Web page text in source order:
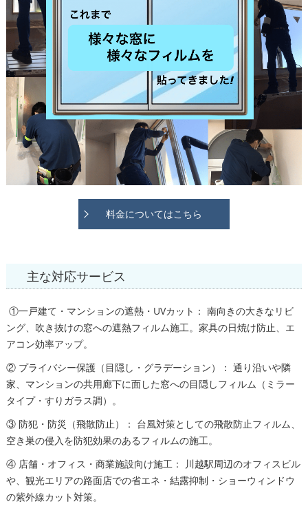
料金についてはこちら
主な対応サービス
①一戸建て・マンションの遮熱・UVカット： 南向きの大きなリビ
ング、吹き抜けの窓への遮熱フィルム施工。家具の日焼け防止、エ
アコン効率アップ。
② プライバシー保護（目隠し・グラデーション）： 通り沿いや隣
家、マンションの共用廊下に面した窓への目隠しフィルム（ミラー
タイプ・すりガラス調）。
③ 防犯・防災（飛散防止）： 台風対策としての飛散防止フィルム、
空き巣の侵入を防犯効果のあるフィルムの施工。
④ 店舗・オフィス・商業施設向け施工： 川越駅周辺のオフィスビル
や、観光エリアの路面店での省エネ・結露抑制・ショーウィンドウ
の紫外線カット対策。